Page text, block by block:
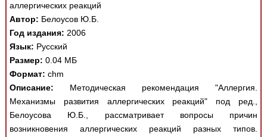
аллергических реакций
Автор: Белоусов Ю.Б.
Год издания: 2006
Язык: Русский
Размер: 0.04 МБ
Формат: chm
Описание: Методическая рекомендация "Аллергия.
Механизмы развития аллергических реакций" под ред.,
Белоусова Ю.Б., рассматривает вопросы причин
возникновения аллергических реакций разных типов.